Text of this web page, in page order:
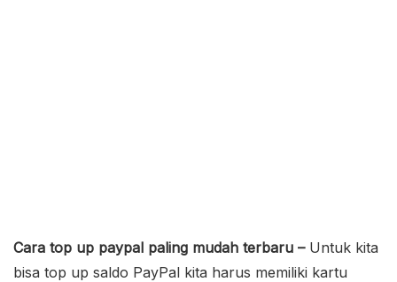
Cara top up paypal paling mudah terbaru – Untuk kita
bisa top up saldo PayPal kita harus memiliki kartu